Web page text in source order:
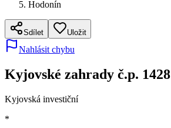
Hodonín
Sdílet Uložit
Nahlásit chybu
Kyjovské zahrady č.p. 1428
Kyjovská investiční
*